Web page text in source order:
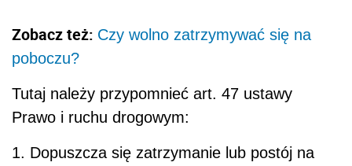
Zobacz też: Czy wolno zatrzymywać się na
poboczu?
Tutaj należy przypomnieć art. 47 ustawy
Prawo i ruchu drogowym:
1. Dopuszcza się zatrzymanie lub postój na